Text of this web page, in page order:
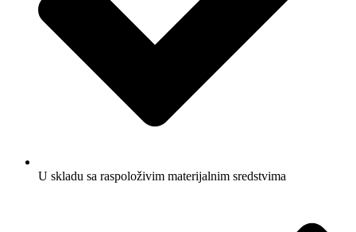
U skladu sa raspoloživim materijalnim sredstvima